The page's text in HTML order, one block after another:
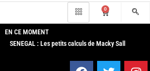
0
EN CE MOMENT
SENEGAL : Les petits calculs de Macky Sall